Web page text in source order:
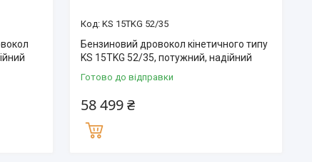
KS 15TKG 52/35
Бензиновий дровокол кінетичного типу
KS 15TKG 52/35, потужний, надійний
Готово до відправки
58 499 ₴